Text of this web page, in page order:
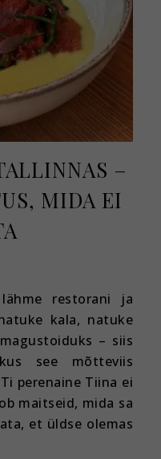
–
MIDA EI
kala, natuke
– siis
see mõtteviis
perenaine Tiina ei
maitseid, mida sa
et üldse olemas